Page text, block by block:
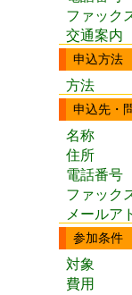
ファック
交通案内
申込方法
方法
申込先・
名称
住所
電話番号
ファック
メールア
参加条件
対象
費用